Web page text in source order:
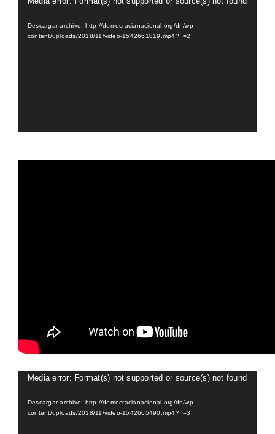
vídeo
Descargar archivo: http://democracianacional.org/dn/wp-
content/uploads/2018/11/video-1542661819.mp4?_=2
Reproductor
vídeo
Media error: Format(s) not supported or source(s) not found
Descargar archivo: http://democracianacional.org/dn/wp-
content/uploads/2018/11/video-1542665490.mp4?_=3